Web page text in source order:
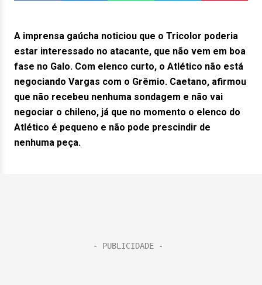
A imprensa gaúcha noticiou que o Tricolor poderia
estar interessado no atacante, que não vem em boa
fase no Galo. Com elenco curto, o Atlético não está
negociando Vargas com o Grêmio. Caetano, afirmou
que não recebeu nenhuma sondagem e não vai
negociar o chileno, já que no momento o elenco do
Atlético é pequeno e não pode prescindir de
nenhuma peça.